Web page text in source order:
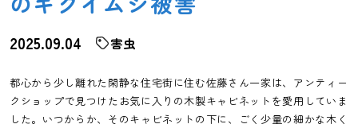
2025.09.04 害虫
都心から少し離れた閑静な住宅街に住む佐藤さん一家は、アンティー
クショップで見つけたお気に入りの木製キャビネットを愛用していま
した。いつからか、そのキャビネットの下に、ごく少量の細かな木く